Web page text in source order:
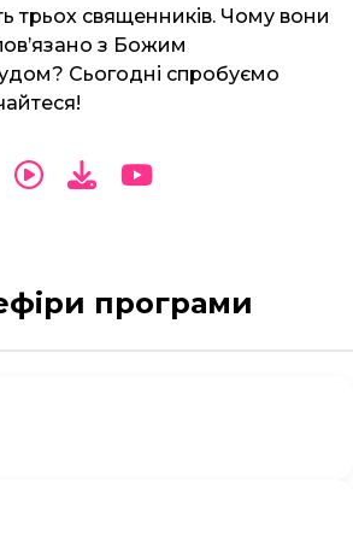
трьох священників. Чому вони
з Божим
Сьогодні спробуємо
програми